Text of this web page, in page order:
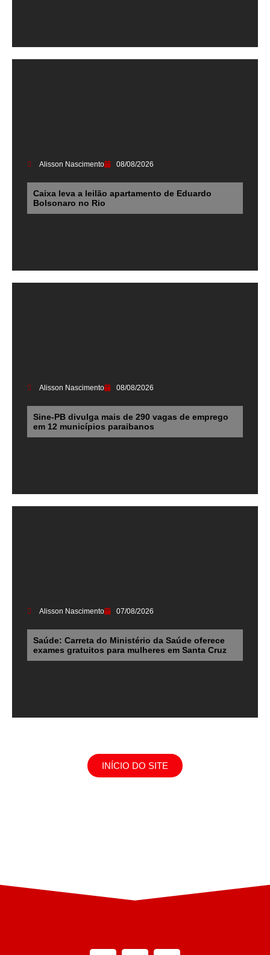
Alisson Nascimento 08/08/2026
Caixa leva a leilão apartamento de Eduardo
Bolsonaro no Rio
Alisson Nascimento 08/08/2026
Sine-PB divulga mais de 290 vagas de emprego
em 12 municípios paraibanos
Alisson Nascimento 07/08/2026
Saúde: Carreta do Ministério da Saúde oferece
exames gratuitos para mulheres em Santa Cruz
INÍCIO DO SITE